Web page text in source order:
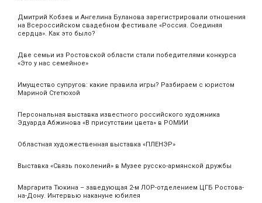
Дмитрий Кобзев и Ангелина Буланова зарегистрировали отношения
на Всероссийском свадебном фестивале «Россия. Соединяя
сердца». Как это было?
Две семьи из Ростовской области стали победителями конкурса
«Это у нас семейное»
Имущество супругов: какие правила игры? Разбираем с юристом
Мариной Стетюхой
Персональная выставка известного российского художника
Эдуарда Абжинова «В присутствии цвета» в РОМИИ
Областная художественная выставка «ПЛЕНЭР»
Выставка «Связь поколений» в Музее русско-армянской дружбы
Маргарита Тюкина – заведующая 2-м ЛОР-отделением ЦГБ Ростова-
на-Дону. Интервью накануне юбилея